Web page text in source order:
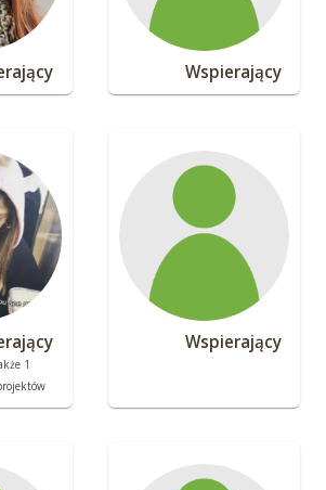
Wspierający
1
Wspierający